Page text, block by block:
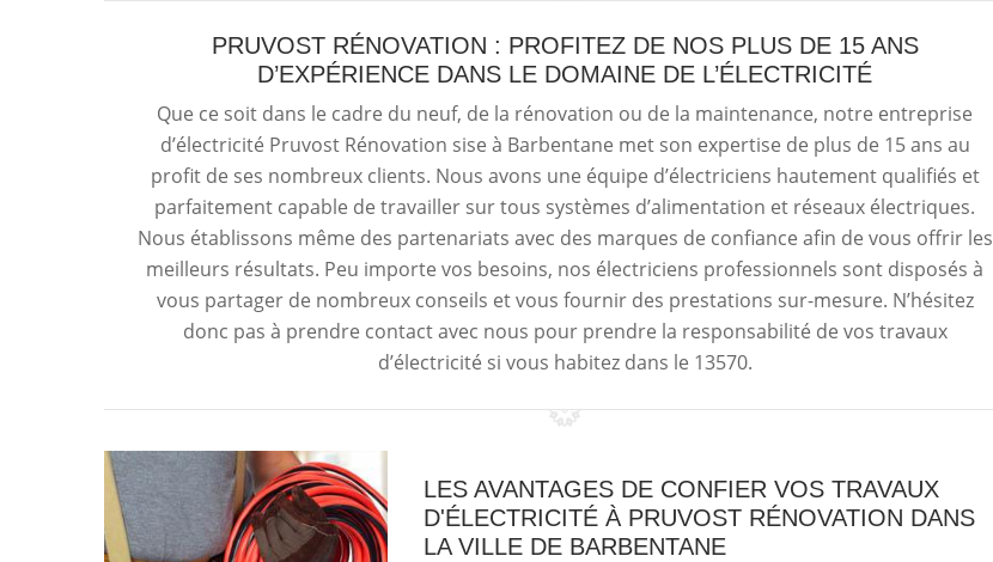
PRUVOST RÉNOVATION : PROFITEZ DE NOS PLUS DE 15 ANS
D’EXPÉRIENCE DANS LE DOMAINE DE L’ÉLECTRICITÉ
Que ce soit dans le cadre du neuf, de la rénovation ou de la maintenance, notre entreprise
d’électricité Pruvost Rénovation sise à Barbentane met son expertise de plus de 15 ans au
profit de ses nombreux clients. Nous avons une équipe d’électriciens hautement qualifiés et
parfaitement capable de travailler sur tous systèmes d’alimentation et réseaux électriques.
Nous établissons même des partenariats avec des marques de confiance afin de vous offrir les
meilleurs résultats. Peu importe vos besoins, nos électriciens professionnels sont disposés à
vous partager de nombreux conseils et vous fournir des prestations sur-mesure. N’hésitez
donc pas à prendre contact avec nous pour prendre la responsabilité de vos travaux
d’électricité si vous habitez dans le 13570.
LES AVANTAGES DE CONFIER VOS TRAVAUX
D'ÉLECTRICITÉ À PRUVOST RÉNOVATION DANS
LA VILLE DE BARBENTANE